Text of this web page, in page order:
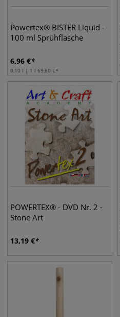
Powertex® BISTER Liquid -
100 ml Sprühflasche
6,96 €
0,10 l | 1 l 69,60 €
POWERTEX® - DVD Nr. 2 -
Stone Art
13,19 €